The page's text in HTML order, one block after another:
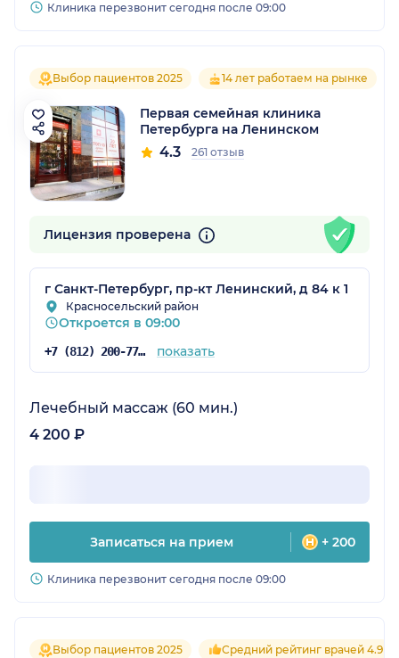
Клиника перезвонит сегодня после 09:00
Выбор пациентов 2025 14 лет работаем на рынке
Первая семейная клиника
Петербурга на Ленинском
4.3 261 отзыв
Лицензия проверена
г Санкт-Петербург, пр-кт Ленинский, д 84 к 1
Красносельский район
Откроется в 09:00
+7 (812) 200-77-54 показать
Лечебный массаж (60 мин.)
4 200 ₽
Записаться на прием + 200
Клиника перезвонит сегодня после 09:00
Выбор пациентов 2025 Средний рейтинг врачей 4.9